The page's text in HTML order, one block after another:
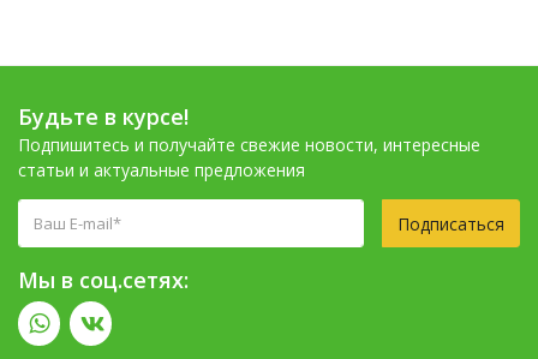
Будьте в курсе!
Подпишитесь и получайте свежие новости, интересные
статьи и актуальные предложения
Подписаться
Мы в соц.сетях: